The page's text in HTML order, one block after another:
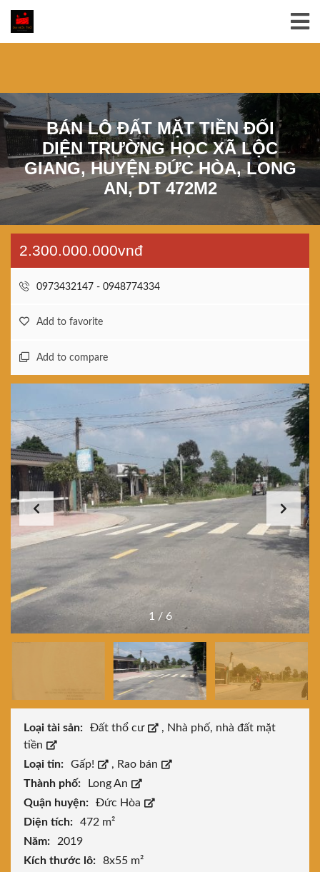
BÁN LÔ ĐẤT MẶT TIỀN ĐỐI
DIỆN TRƯỜNG HỌC XÃ LỘC
GIANG, HUYỆN ĐỨC HÒA, LONG
AN, DT 472M2
2.300.000.000vnđ
0973432147 - 0948774334
Add to favorite
Add to compare
1 / 6
Loại tài sản: Đất thổ cư , Nhà phố, nhà đất mặt
tiền
Loại tin:
Gấp! , Rao bán
Thành phố:
Long An
Quận huyện:
Đức Hòa
Diện tích:
472 m²
Năm:
2019
Kích thước lô:
8x55 m²